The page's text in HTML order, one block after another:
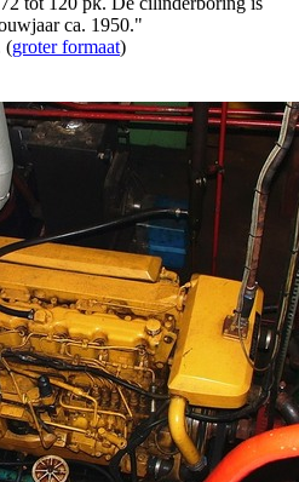
ca. 1950."
(groter formaat)